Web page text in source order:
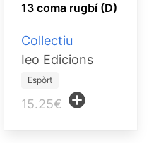
13 coma rugbí (D)
Collectiu
Ieo Edicions
Espòrt
15.25€